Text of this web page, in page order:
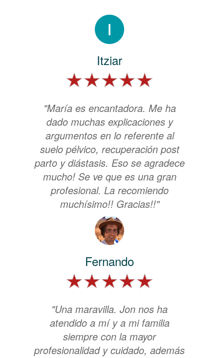
Itziar
"María es encantadora. Me ha
dado muchas explicaciones y
argumentos en lo referente al
suelo pélvico, recuperación post
parto y diástasis. Eso se agradece
mucho! Se ve que es una gran
profesional. La recomiendo
muchísimo!! Gracias!!"
Fernando
"Una maravilla. Jon nos ha
atendido a mí y a mi familia
siempre con la mayor
profesionalidad y cuidado, además